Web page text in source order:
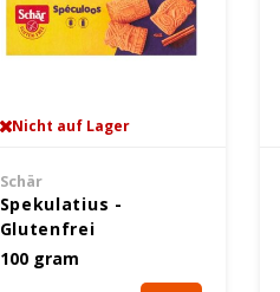
Nicht auf Lager
Schär
Spekulatius -
Glutenfrei
100 gram